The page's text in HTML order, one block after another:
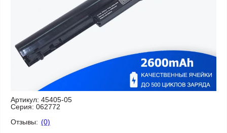
Артикул: 45405-05
Серия: 062772
Отзывы: (0)